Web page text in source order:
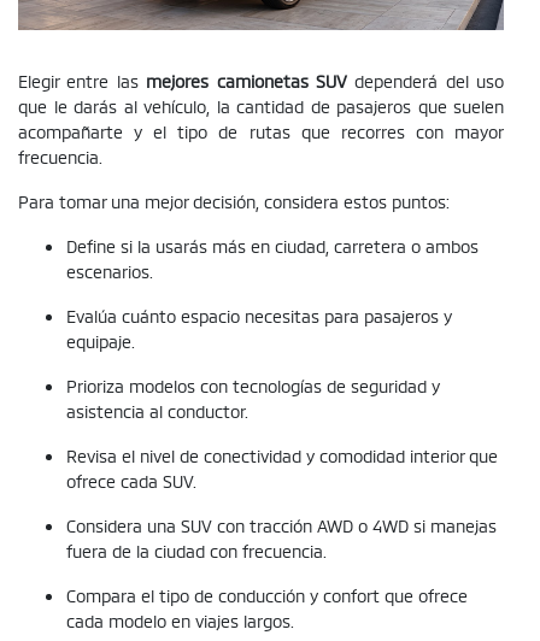
Elegir entre las mejores camionetas SUVdependerá del uso
que le darás al vehículo, la cantidad de pasajeros que suelen
acompañarte y el tipo de rutas que recorres con mayor
frecuencia.
Para tomar una mejor decisión, considera estos puntos:
Define si la usarás más en ciudad, carretera o ambos
escenarios.
Evalúa cuánto espacio necesitas para pasajeros y
equipaje.
Prioriza modelos con tecnologías de seguridad y
asistencia al conductor.
Revisa el nivel de conectividad y comodidad interior que
ofrece cada SUV.
Considera una SUV con tracción AWD o 4WD si manejas
fuera de la ciudad con frecuencia.
Compara el tipo de conducción y confort que ofrece
cada modelo en viajes largos.